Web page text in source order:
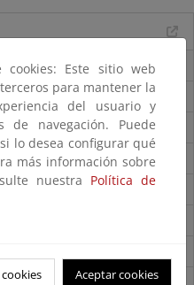
vida útil (NFU)?
cookies: Este sitio web
para mantener la
del usuario y
de navegación. Puede
lo desea configurar qué
más información sobre
nuestra Política de
Aceptar cookies